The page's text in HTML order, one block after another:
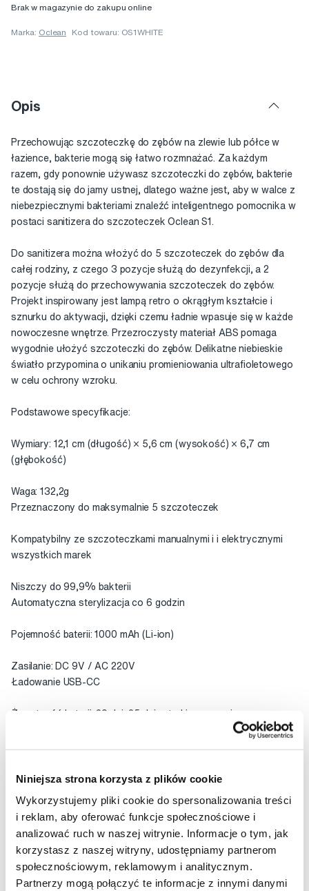
Niniejsza strona korzysta z plików cookie
Wykorzystujemy pliki cookie do spersonalizowania treści
i reklam, aby oferować funkcje społecznościowe i
analizować ruch w naszej witrynie. Informacje o tym, jak
korzystasz z naszej witryny, udostępniamy partnerom
społecznościowym, reklamowym i analitycznym.
Partnerzy mogą połączyć te informacje z innymi danymi
Brak w magazynie do zakupu online
Marka: Oclean Kod towaru: OS1WHITE
Opis
Przechowując szczoteczkę do zębów na zlewie lub półce w
łazience, bakterie mogą się łatwo rozmnażać. Za każdym
razem, gdy ponownie używasz szczoteczki do zębów, bakterie
te dostają się do jamy ustnej, dlatego ważne jest, aby w walce z
niebezpiecznymi bakteriami znaleźć inteligentnego pomocnika w
postaci sanitizera do szczoteczek Oclean S1.
Do sanitizera można włożyć do 5 szczoteczek do zębów dla
całej rodziny, z czego 3 pozycje służą do dezynfekcji, a 2
pozycje służą do przechowywania szczoteczek do zębów.
Projekt inspirowany jest lampą retro o okrągłym kształcie i
sznurku do aktywacji, dzięki czemu ładnie wpasuje się w każde
nowoczesne wnętrze. Przezroczysty materiał ABS pomaga
wygodnie ułożyć szczoteczki do zębów. Delikatne niebieskie
światło przypomina o unikaniu promieniowania ultrafioletowego
w celu ochrony wzroku.
Podstawowe specyfikacje:
Wymiary: 12,1 cm (długość) × 5,6 cm (wysokość) × 6,7 cm
(głębokość)
Waga: 132,2g
Przeznaczony do maksymalnie 5 szczoteczek
Kompatybilny ze szczoteczkami manualnymi i i elektrycznymi
wszystkich marek
Niszczy do 99,9% bakterii
Automatyczna sterylizacja co 6 godzin
Pojemność baterii: 1000 mAh (Li-ion)
Zasilanie: DC 9V / AC 220V
Ładowanie USB-CC
Żywotność baterii: 20 dni, 25 dni w trybie czuwania
Żywotność oświetlenia LED:> 8000 godzin
Temperatura pracy:-10° ~ 50° C"
Ocena